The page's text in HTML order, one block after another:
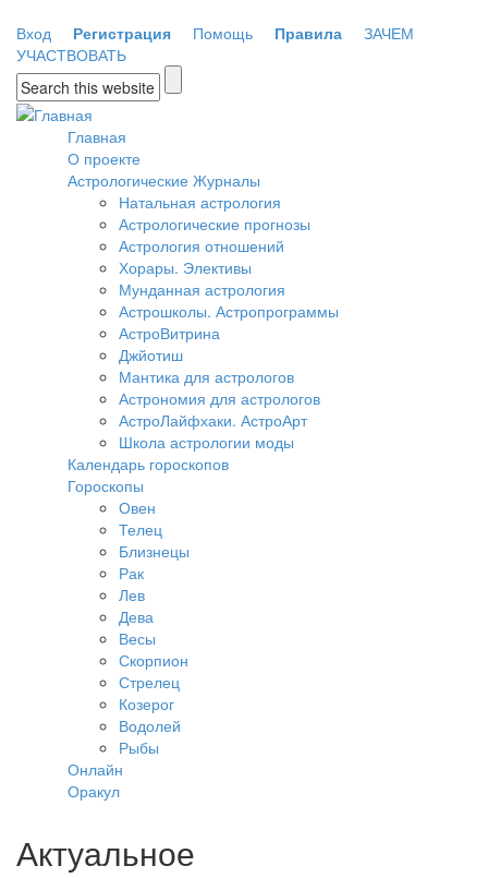
Вход
Регистрация Помощь Правила
ЗАЧЕМ
УЧАСТВОВАТЬ
Форма поиска
Главная
О проекте
Астрологические Журналы
Натальная астрология
Астрологические прогнозы
Астрология отношений
Хорары. Элективы
Мунданная астрология
Астрошколы. Астропрограммы
АстроВитрина
Джйотиш
Мантика для астрологов
Астрономия для астрологов
АстроЛайфхаки. АстроАрт
Школа астрологии моды
Календарь гороскопов
Гороскопы
Овен
Телец
Близнецы
Рак
Лев
Дева
Весы
Скорпион
Стрелец
Козерог
Водолей
Рыбы
Онлайн
Оракул
Актуальное